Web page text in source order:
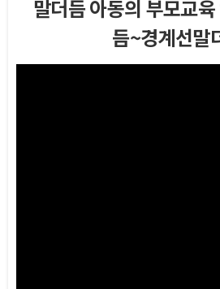
말더듬 아동의 부모교
듬~경계선말